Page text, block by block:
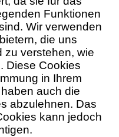
Funktionen
Wir verwenden
die uns
zu verstehen, wie
Diese Cookies
in Ihrem
auch die
abzulehnen. Das
kann jedoch